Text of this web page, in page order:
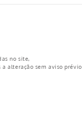
no site,
alteração sem aviso prévio.